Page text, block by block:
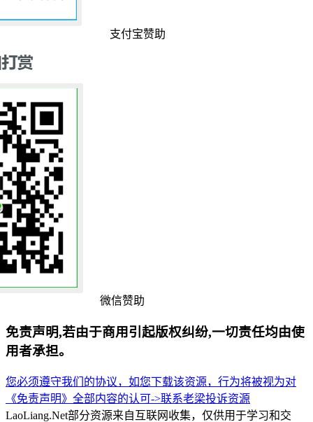
支付宝赞助
微信赞助
免责声明,若由于商用引起版权纠纷,一切责任均由使
用者承担。
您必须遵守我们的协议，如您下载该资源，行为将被视为对
《免责声明》全部内容的认可->联系老梁投诉资源
LaoLiang.Net部分资源来自互联网收集，仅供用于学习和交